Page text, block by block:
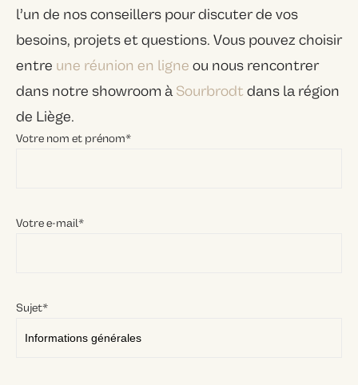
l’un de nos conseillers pour discuter de vos
besoins, projets et questions. Vous pouvez choisir
entre une réunion en ligne ou nous rencontrer
dans notre showroom àSourbrodtdans la région
de Liège.
Votre nom et prénom*
Votre e-mail*
Sujet*